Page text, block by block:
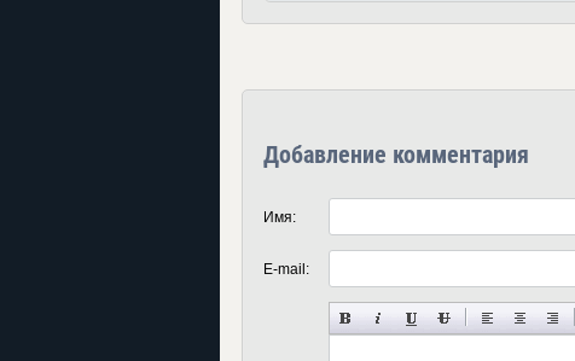
Добавление комментария
Имя:
E-mail: